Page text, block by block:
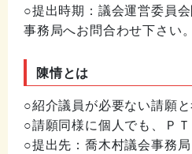
○提出時期：議会運営委員
事務局へお問合わせ下さい。
陳情とは
○紹介議員が必要ない請願と
○請願同様に個人でも、ＰＴ
○提出先：喬木村議会事務